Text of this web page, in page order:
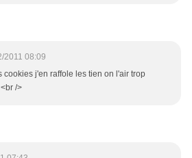
2011 08:09
cookies j'en raffole les tien on l'air trop
/>